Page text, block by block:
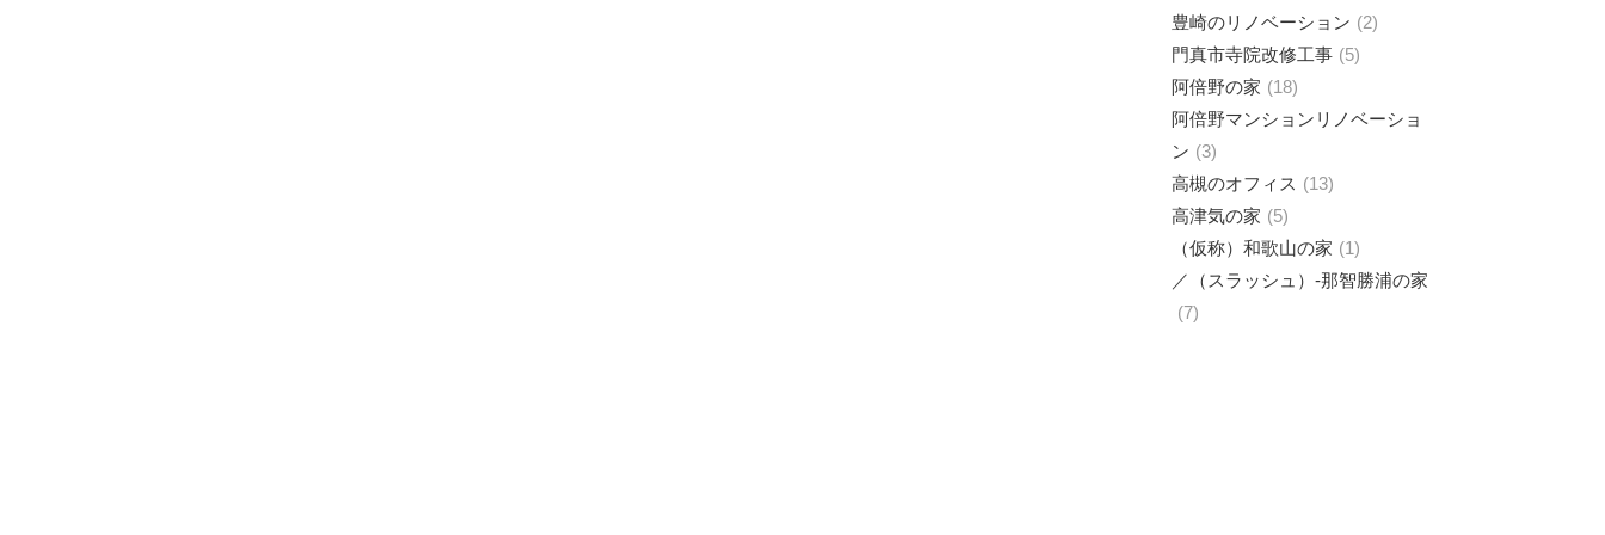
豊崎のリノベーション
2
門真市寺院改修工事
5
阿倍野の家
18
阿倍野マンションリノベーショ
ン
3
高槻のオフィス
13
高津気の家
5
（仮称）和歌山の家
1
／（スラッシュ）-那智勝浦の家
7